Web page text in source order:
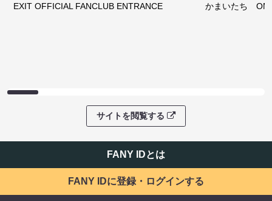
EXIT OFFICIAL FANCLUB ENTRANCE かまいたち
サイトを閲覧する
FANY IDとは
FANY IDに登録・ログインする